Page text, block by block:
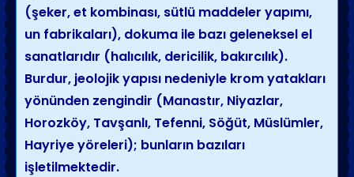
(şeker, et kombinası, sütlü maddeler yapımı,
un fabrikaları), dokuma ile bazı geleneksel el
sanatlarıdır (halıcılık, dericilik, bakırcılık).
Burdur, jeolojik yapısı nedeniyle krom yatakları
yönünden zengindir (Manastır, Niyazlar,
Horozköy, Tavşanlı, Tefenni, Söğüt, Müslümler,
Hayriye yöreleri); bunların bazıları
işletilmektedir.